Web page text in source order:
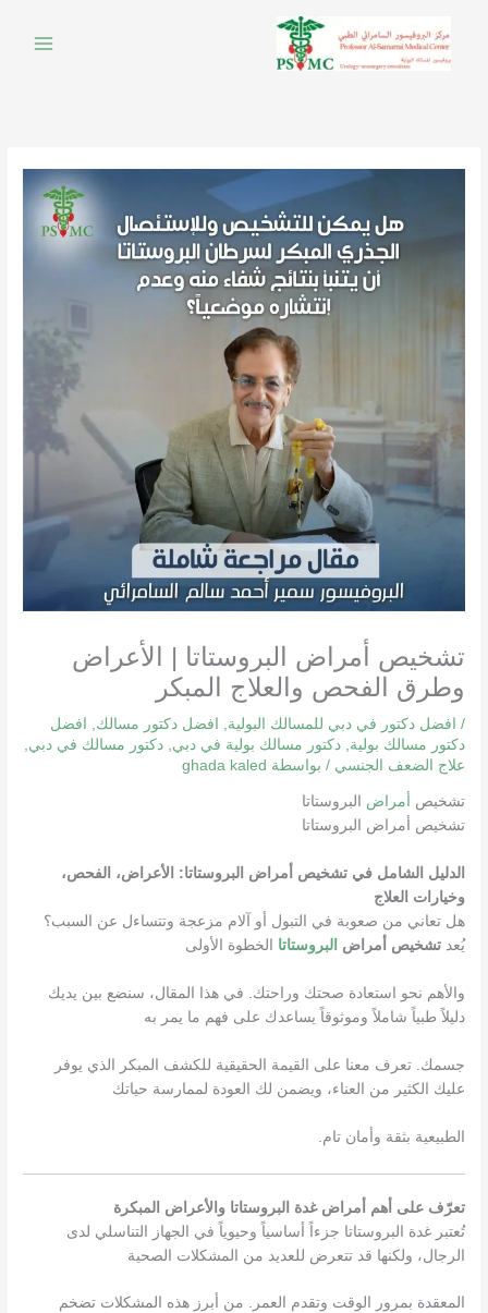
المحتوى
تشخيص أمراض البروستاتا | الأعراض
وطرق الفحص والعلاج المبكر
/ افضل دكتور في دبي للمسالك البولية افضل دكتور مسالك
افضل
دكتور مسالك بولية ,دكتور مسالك بولية في دبي ,دكتور مسالك في دبي
علاج الضعف الجنسي / بواسطة ghada kaled
تشخيص أمراض البروستاتا
تشخيص أمراض البروستاتا
الدليل الشامل في تشخيص أمراض البروستاتا: الأعراض، الفحص،
وخيارات العلاج
هل تعاني من صعوبة في التبول أو آلام مزعجة وتتساءل عن السبب؟
يُعدتشخيص أمراض البروستاتا الخطوة الأولى
والأهم نحو استعادة صحتك وراحتك. في هذا المقال، سنضع بين يديك
دليلاً طبياً شاملاً وموثوقاً يساعدك على فهم ما يمر به
جسمك. تعرف معنا على القيمة الحقيقية للكشف المبكر الذي يوفر
عليك الكثير من العناء، ويضمن لك العودة لممارسة حياتك
الطبيعية بثقة وأمان تام.
تعرّف على أهم أمراض غدة البروستاتا والأعراض المبكرة
تُعتبر غدة البروستاتا جزءاً أساسياً وحيوياً في الجهاز التناسلي لدى
الرجال، ولكنها قد تتعرض للعديد من المشكلات الصحية
المعقدة بمرور الوقت وتقدم العمر. من أبرز هذه المشكلات تضخم